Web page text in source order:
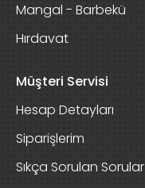
Mangal - Barbekü
Hırdavat
Müşteri Servisi
Hesap Detayları
Siparişlerim
Sıkça Sorulan Sorular